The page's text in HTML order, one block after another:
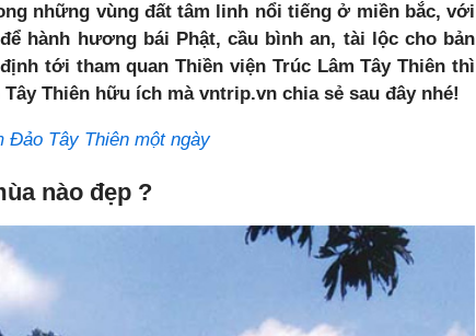
những vùng đất tâm linh nổi tiếng ở miền bắc, với
hành hương bái Phật, cầu bình an, tài lộc cho bản
tới tham quan Thiền viện Trúc Lâm Tây Thiên thì
Thiên hữu ích mà vntrip.vn chia sẻ sau đây nhé!
Đảo Tây Thiên một ngày
nào đẹp ?